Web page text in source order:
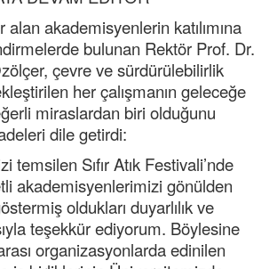
akademisyenlerin katılımına
bulunan Rektör Prof. Dr.
çevre ve sürdürülebilirlik
her çalışmanın geleceğe
miraslardan biri olduğunu
dile getirdi:
temsilen Sıfır Atık Festivali’nde
akademisyenlerimizi gönülden
oldukları duyarlılık ve
teşekkür ediyorum. Böylesine
organizasyonlarda edinilen